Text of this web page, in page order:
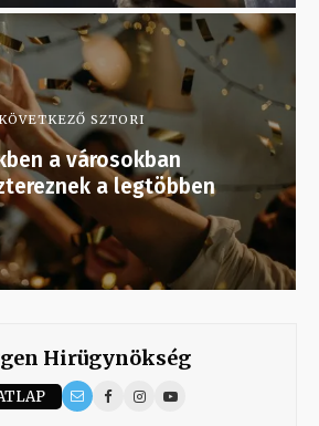
SZTORI
a városokban
a legtöbben
Hirügynökség